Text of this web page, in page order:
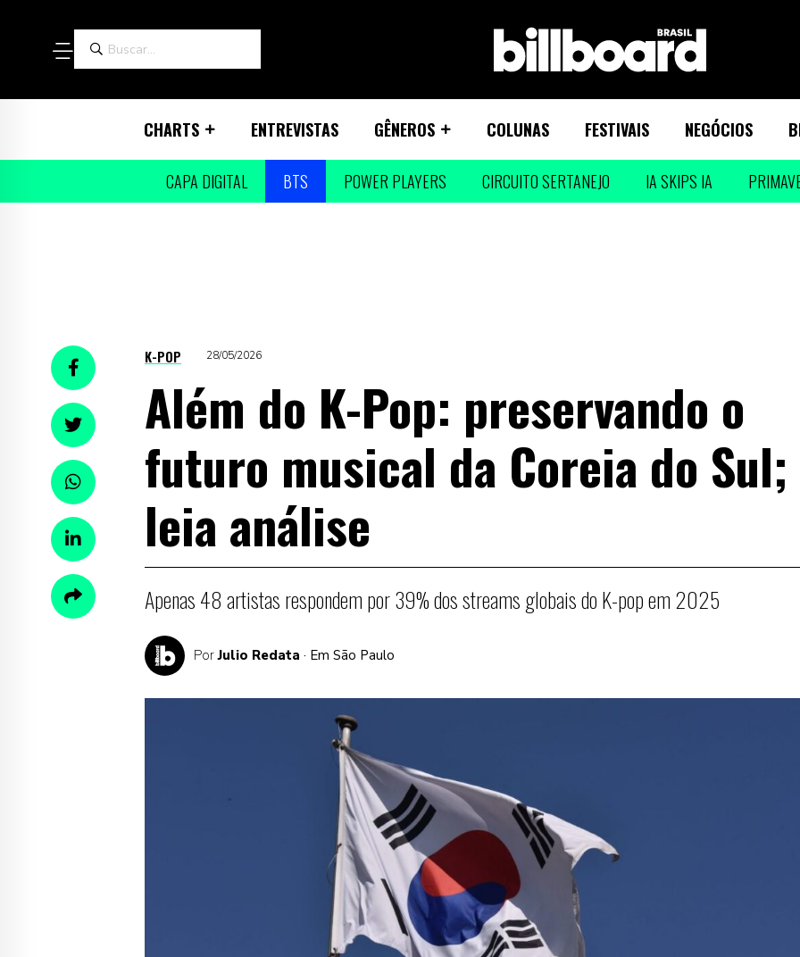
CHARTS ENTREVISTAS GÊNEROS COLUNAS FESTIVAIS NEGÓCIOS
CAPA DIGITAL BTS POWER PLAYERS CIRCUITO SERTANEJO IA SKIPS IA
K-POP 28/05/2026
Além do K-Pop: preservando o
futuro musical da Coreia do Sul;
leia análise
Apenas 48 artistas respondem por 39% dos streams globais do K-pop em 2025
Por Julio Redata · Em São Paulo